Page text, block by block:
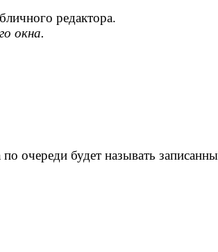
редактора.
окна.
будет называть